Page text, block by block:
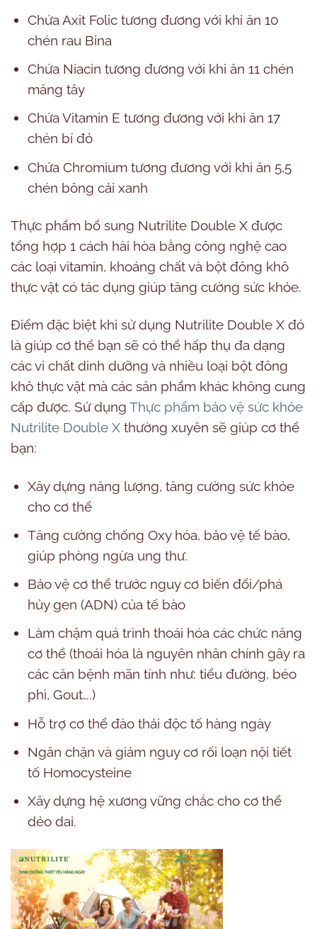
Chứa Axit Folic tương đương với khi ăn 10
chén rau Bina
Chứa Niacin tương đương với khi ăn 11 chén
măng tây
Chứa Vitamin E tương đương với khi ăn 17
chén bí đỏ
Chứa Chromium tương đương với khi ăn 5,5
chén bông cải xanh
Thực phẩm bổ sung Nutrilite Double X được
tổng hợp 1 cách hài hòa bằng công nghệ cao
các loại vitamin, khoáng chất và bột đông khô
thực vật có tác dụng giúp tăng cường sức khỏe.
Điểm đặc biệt khi sử dụng Nutrilite Double X đó
là giúp cơ thể bạn sẽ có thể hấp thụ đa dạng
các vi chất dinh dưỡng và nhiều loại bột đông
khô thực vật mà các sản phẩm khác không cung
cấp được. Sử dụng Thực phẩm bảo vệ sức khỏe
Nutrilite Double X thường xuyên sẽ giúp cơ thể
bạn:
Xây dựng năng lượng, tăng cường sức khỏe
cho cơ thể
Tăng cường chống Oxy hóa, bảo vệ tế bào,
giúp phòng ngừa ung thư.
Bảo vệ cơ thể trước nguy cơ biến đổi/phá
hủy gen (ADN) của tế bào
Làm chậm quá trình thoái hóa các chức năng
cơ thể (thoái hóa là nguyên nhân chính gây ra
các căn bệnh mãn tính như: tiểu đường, béo
phì, Gout….)
Hỗ trợ cơ thể đào thải độc tố hàng ngày
Ngăn chặn và giảm nguy cơ rối loạn nội tiết
tố Homocysteine
Xây dựng hệ xương vững chắc cho cơ thể
dẻo dai.